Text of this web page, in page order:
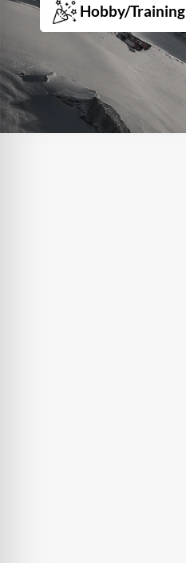
Hobby/Training